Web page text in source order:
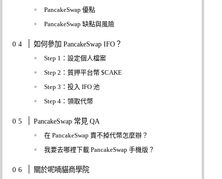
PancakeSwap 優點
PancakeSwap 缺點與風險
如何參加 PancakeSwap IFO？
Step 1：設定個人檔案
Step 2：質押平台幣 $CAKE
Step 3：投入 IFO 池
Step 4：領取代幣
PancakeSwap 常見 QA
在 PancakeSwap 賣不掉代幣怎麼辦？
我要去哪裡下載 PancakeSwap 手機版？
關於呢喃貓商學院